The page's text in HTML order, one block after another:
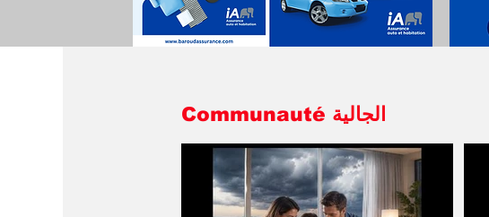
Communauté الجالية